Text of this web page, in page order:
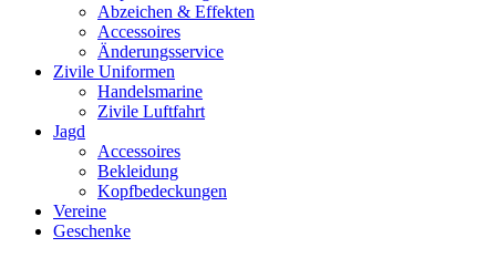
Abzeichen & Effekten
Accessoires
Änderungsservice
Zivile Uniformen
Handelsmarine
Zivile Luftfahrt
Jagd
Accessoires
Bekleidung
Kopfbedeckungen
Vereine
Geschenke